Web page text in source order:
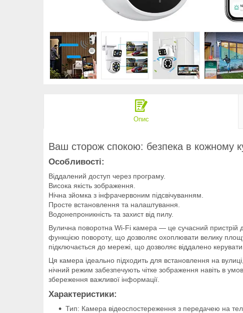
Опис
Ваш сторож спокою: безпека в кожному
Особливості:
Віддалений доступ через програму.
Висока якість зображення.
Нічна зйомка з інфрачервоним підсвічуванням.
Просте встановлення та налаштування.
Водонепроникність та захист від пилу.
Вулична поворотна Wi-Fi камера — це сучасний пристрій
функцією повороту, що дозволяє охоплювати велику
підключається до мережі, що дозволяє віддалено
Ця камера ідеально підходить для встановлення на
нічний режим забезпечують чітке зображення навіть в
збереження важливої ​​інформації.
Характеристики:
Тип: Камера відеоспостереження з передачею на